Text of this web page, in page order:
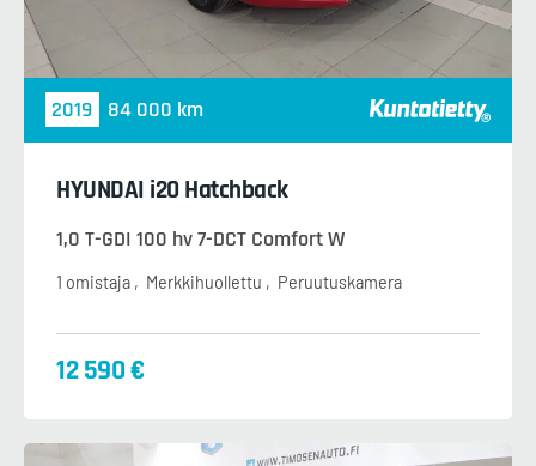
2019 84 000 km
HYUNDAI i20 Hatchback
1,0 T-GDI 100 hv 7-DCT Comfort W
1 omistaja Merkkihuollettu Peruutuskamera
12 590 €